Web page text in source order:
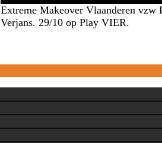
Extreme Makeover Vlaanderen vzw
Verjans. 29/10 op Play VIER.